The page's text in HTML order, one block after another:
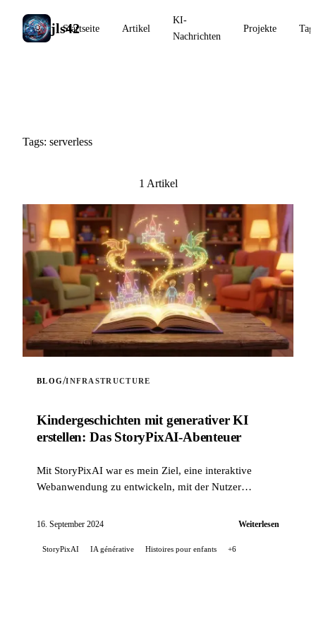
jls42
Startseite Artikel
KI-
Nachrichten
Projekte
Tags: serverless
1 Artikel
BLOG/INFRASTRUCTURE
Kinder­geschichten mit generativer KI
erstellen: Das StoryPixAI-Abenteuer
Mit StoryPixAI war es mein Ziel, eine interaktive
Webanwendung zu entwickeln, mit der Nutzer
durch ...
16. September 2024 Weiterlesen
StoryPixAI IA générative Histoires pour enfants +6